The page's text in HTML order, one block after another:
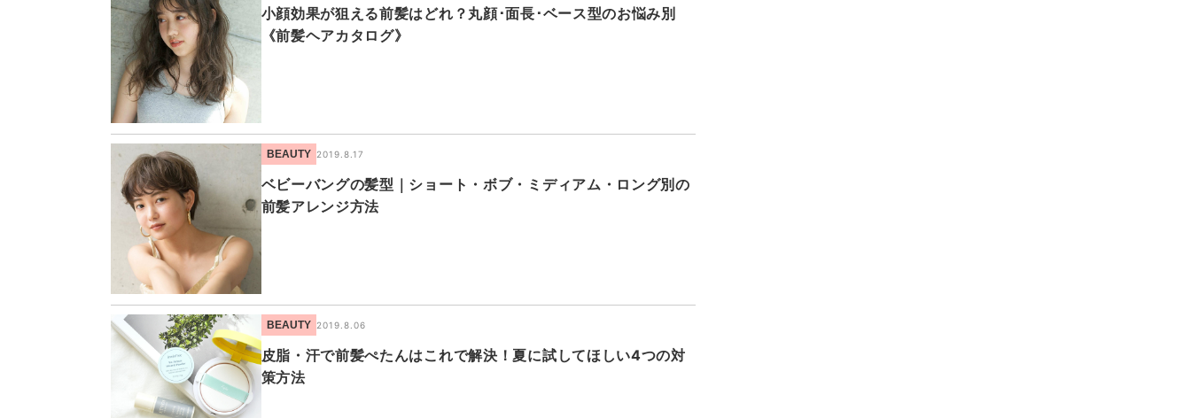
小顔効果が狙える前髪はどれ？丸顔･面長･ベース型のお悩み別
《前髪ヘアカタログ》
BEAUTY 2019.8.17
ベビーバングの髪型｜ショート・ボブ・ミディアム・ロング別の
前髪アレンジ方法
BEAUTY 2019.8.06
皮脂・汗で前髪ぺたんはこれで解決！夏に試してほしい4つの対
策方法